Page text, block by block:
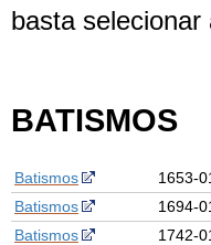
basta
BATISMOS
Batismos 1653-
Batismos 1694-
Batismos 1742-